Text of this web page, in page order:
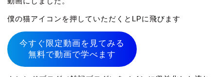
僕の猫アイコンを押していただくとLPに飛びます
今すぐ限定動画を見てみる
無料で動画で学べます